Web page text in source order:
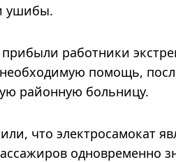
ушибы.
работники
помощь,
районную больницу.
что электросамокат
одновременно